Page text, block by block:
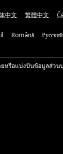
中文 繁體中文
Română Русский
ยหรือแบ่งปันข้อมูลส่วน